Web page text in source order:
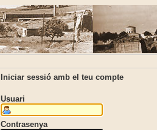
Iniciar sessió amb el teu compte
Usuari
Contrasenya